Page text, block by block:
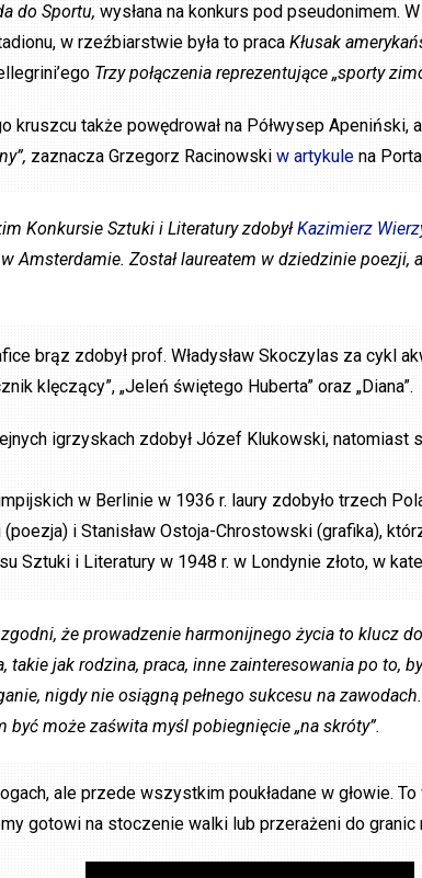
do Sportu, wysłana na konkurs pod pseudonimem.
w rzeźbiarstwie była to praca Kłusak
Trzy połączenia reprezentujące „sporty
kruszcu także powędrował na Półwysep Apeniński,
zaznacza Grzegorz Racinowski w artykulena
Konkursie Sztuki i Literatury zdobyłKazimierz
Amsterdamie. Został laureatem w dziedzinie poezji,
brąz zdobył prof. Władysław Skoczylas za cykl
klęczący”, „Jeleń świętego Huberta” oraz „Diana”.
igrzyskach zdobył Józef Klukowski, natomiast
w Berlinie w 1936 r. laury zdobyło trzech
i Stanisław Ostoja-Chrostowski (grafika),
Sztuki i Literatury w 1948 r. w Londynie złoto, w
że prowadzenie harmonijnego życia to klucz
takie jak rodzina, praca, inne zainteresowania po to,
nigdy nie osiągną pełnego sukcesu na
może zaświta myśl pobiegnięcie „na skróty”.
ale przede wszystkim poukładane w głowie.
gotowi na stoczenie walki lub przerażeni do granic